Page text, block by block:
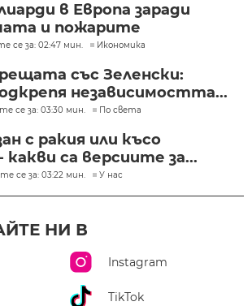
в Европа заради
и пожарите
се за: 02:47 мин. Икономика
със Зеленски:
независимостта...
се за: 03:30 мин. По света
с ракия или късо
какви са версиите за...
се за: 03:22 мин. У нас
НИ В
Instagram
TikTok